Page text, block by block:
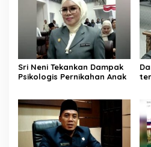
Sri Neni Tekankan Dampak
Psikologis Pernikahan Anak